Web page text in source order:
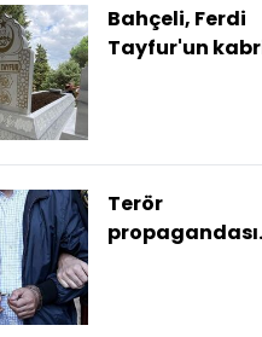
Bahçeli, Ferdi
Tayfur'un
Terör
propagandası